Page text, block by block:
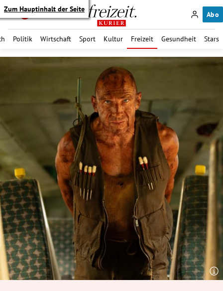
Zum Hauptinhalt der Seite
Abo
Politik Wirtschaft Sport Kultur Freizeit Gesundheit Stars
Untermenü
Untermenü
Untermenü
Untermenü